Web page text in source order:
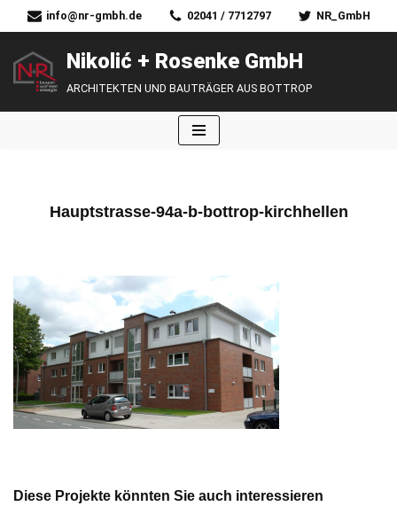
Zum
Inhalt
springen
info@nr-gmbh.de 02041 / 7712797 NR_GmbH
Nikolić + Rosenke GmbH
ARCHITEKTEN UND BAUTRÄGER AUS BOTTROP
Hauptstrasse-94a-b-bottrop-kirchhellen
Diese Projekte könnten Sie auch interessieren